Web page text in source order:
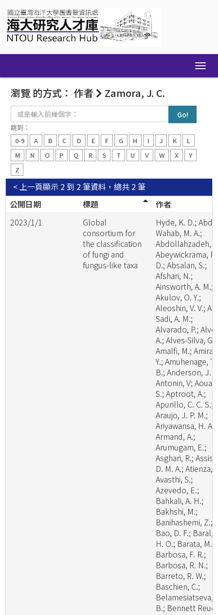
navigation
瀏覽 的方式： 作者 Zamora, J. C.
入
前
幾
個
跳到：
0-9
A B C D E F G H I J K
L
M
N O P Q R S T U V W X
Y
Z
顯示 2 到 2 筆資料，總共 2 筆
< 上一頁
公開日期
標題
作者
2023/1/1
Global
consortium for
the classification
of fungi and
fungus-like taxa
Hyde, K. D.;
Wahab, M. A.;
Abdollahzadeh,
Abeywickrama, P.
D.; Absalan, S.;
Afshari, N.;
Ainsworth, A. M.;
Akulov, O. Y.;
Aleoshin, V. V.; Al-
Sadi, A. M.;
Alvarado, P.;
A.; Alves-Silva, G.;
Amalfi, M.; Amira,
Y.; Amuhenage, T.
B.; Anderson, J.
Antonin, V; Aouali,
S.; Aptroot, A.;
Apurillo, C. C. S.;
Araujo, J. P. M.;
Ariyawansa, H. A.;
Armand, A.;
Arumugam, E.;
Asghari, R.; Assis,
D. M. A.; Atienza,
Avasthi, S.;
Azevedo, E.;
Bahkali, A. H.;
Bakhshi, M.;
Banihashemi, Z.;
Bao, D. F.; Baral,
H. O.; Barata, M.;
Barbosa, F. R.;
Barbosa, R. N.;
Barreto, R. W.;
Baschien, C.;
Belamesiatseva,
B.; Bennett